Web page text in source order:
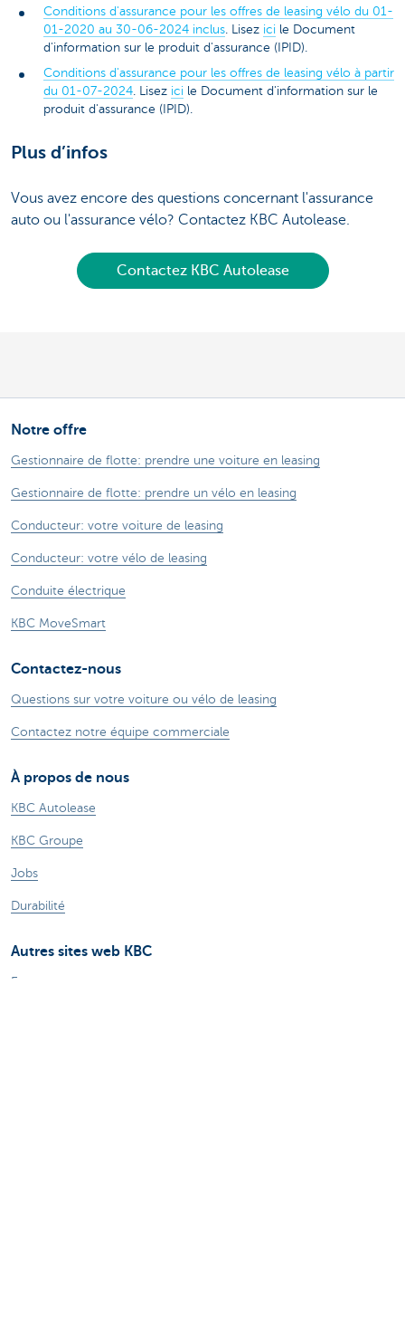
Conditions d'assurance pour les offres de leasing vélo du 01-
01-2020 au 30-06-2024 inclus. Lisez ici le Document
d'information sur le produit d'assurance (IPID).
Conditions d'assurance pour les offres de leasing vélo à partir
du 01-07-2024. Lisez ici le Document d'information sur le
produit d'assurance (IPID).
Plus d’infos
Vous avez encore des questions concernant l'assurance
auto ou l'assurance vélo? Contactez KBC Autolease.
Contactez KBC Autolease
Notre offre
Gestionnaire de flotte: prendre une voiture en leasing
Gestionnaire de flotte: prendre un vélo en leasing
Conducteur: votre voiture de leasing
Conducteur: votre vélo de leasing
Conduite électrique
KBC MoveSmart
Contactez-nous
Questions sur votre voiture ou vélo de leasing
Contactez notre équipe commerciale
À propos de nous
KBC Autolease
KBC Groupe
Jobs
Durabilité
Autres sites web KBC
Entrepreneurs